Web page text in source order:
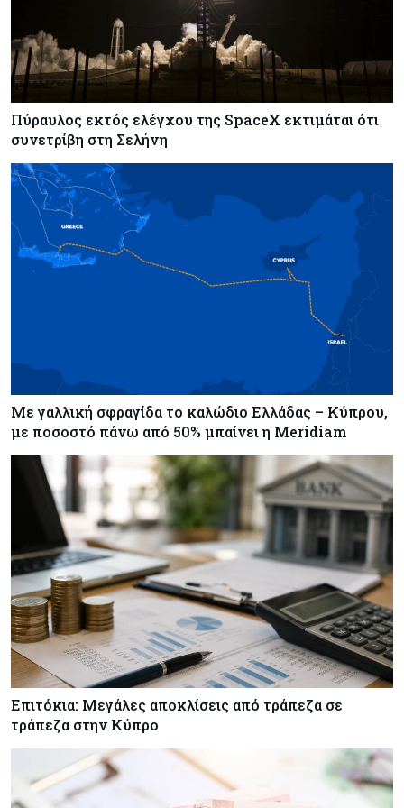
Πύραυλος εκτός ελέγχου της SpaceX εκτιμάται ότι
συνετρίβη στη Σελήνη
Με γαλλική σφραγίδα το καλώδιο Ελλάδας – Κύπρου,
με ποσοστό πάνω από 50% μπαίνει η Meridiam
Επιτόκια: Μεγάλες αποκλίσεις από τράπεζα σε
τράπεζα στην Κύπρο